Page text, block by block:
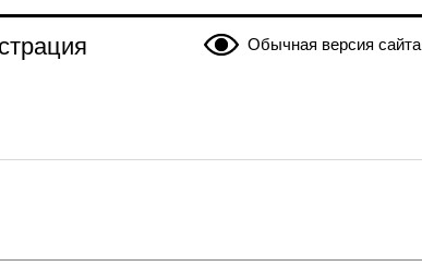
Обычная версия сайта